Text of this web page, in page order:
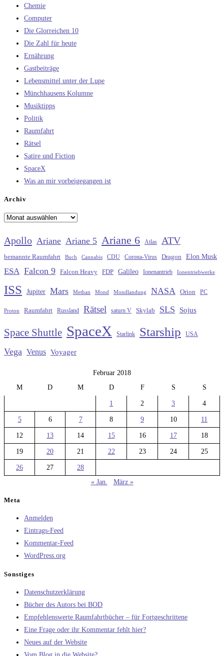
Chemie
Computer
Die Glorreichen 10
Die Zahl für heute
Ernährung
Gastbeiträge
Lebensmittel unter der Lupe
Münchhausens Kolumne
Musiktipps
Politik
Raumfahrt
Rätsel
Satire und Fiction
SpaceX
Was an mir vorbeigegangen ist
Archiv
Archiv
Apollo Ariane Ariane 5 Ariane 6 Atlas ATV
bemannte Raumfahrt Buch Cannabis CDU Corona-Virus Dragon Elon Musk
ESA Falcon 9 Falcon Heavy FDP Galileo Ionenantrieb Ionentriebwerke
ISS Jupiter Mars Methan Mond Mondlandung NASA Orion PC
Proton Raumfahrt Russland Rätsel saturn V Skylab SLS Sojus
Space Shuttle SpaceX Starlink Starship USA
Vega Venus Voyager
Februar 2018
M
D M D F S S
1 2 3 4
5 6 7 8 9 10 11
12 13 14 15 16 17 18
19 20 21 22 23 24 25
26 27
28
« Jan.
März »
Meta
Anmelden
Eintrags-Feed
Kommentar-Feed
WordPress.org
Sonstiges
Datenschutzerklärung
Bücher des Autors bei BOD
Empfehlenswerte Raumfahrtbücher – für Fortgeschrittene
Eine Frage oder ihr Kommentar fehlt hier?
Neues auf der Website